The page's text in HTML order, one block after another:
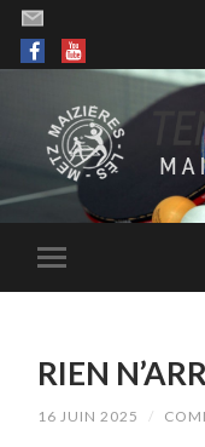
RIEN
16 JUIN 2025 /